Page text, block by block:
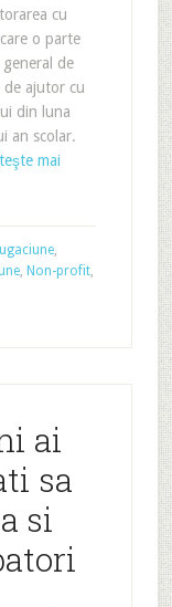
cu
o parte
de
de ajutor cu
din luna
an scolar.
mai
,
, Non-profit,
ai
sa
si